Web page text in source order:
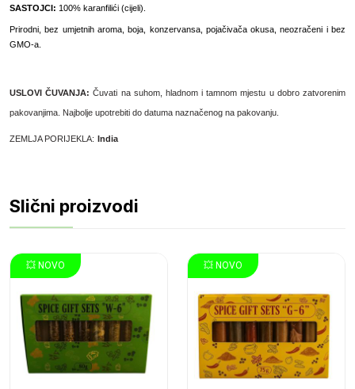
SASTOJCI: 100% karanfilići (cijeli).
Prirodni, bez umjetnih aroma, boja, konzervansa, pojačivača okusa, neozračeni i bez
GMO-a.
USLOVI ČUVANJA: Čuvati na suhom, hladnom i tamnom mjestu u dobro zatvorenim
pakovanjima . Najbolje upotrebiti do datuma naznačenog na pakovanju.
ZEMLJA PORIJEKLA: India
Slični proizvodi
💥 NOVO 💥 NOVO